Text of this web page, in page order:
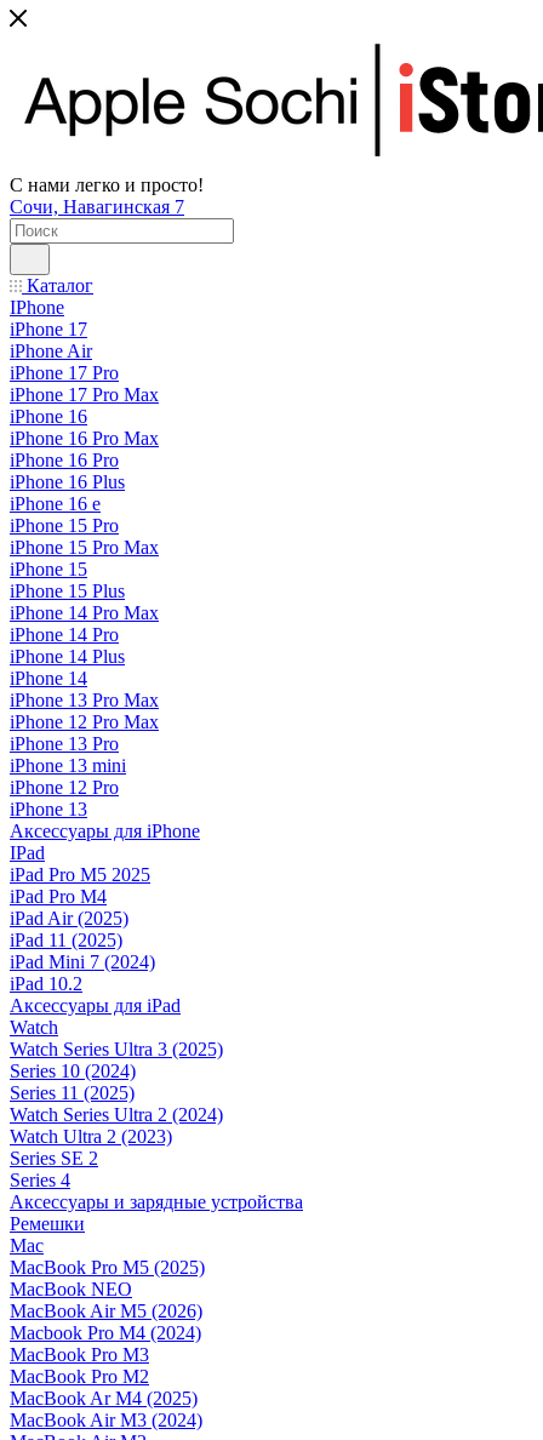
С нами легко и просто!
Сочи, Навагинская 7
Каталог
IPhone
iPhone 17
iPhone Air
iPhone 17 Pro
iPhone 17 Pro Max
iPhone 16
iPhone 16 Pro Max
iPhone 16 Pro
iPhone 16 Plus
iPhone 16 e
iPhone 15 Pro
iPhone 15 Pro Max
iPhone 15
iPhone 15 Plus
iPhone 14 Pro Max
iPhone 14 Pro
iPhone 14 Plus
iPhone 14
iPhone 13 Pro Max
iPhone 12 Pro Max
iPhone 13 Pro
iPhone 13 mini
iPhone 12 Pro
iPhone 13
Аксессуары для iPhone
IPad
iPad Pro M5 2025
iPad Pro M4
iPad Air (2025)
iPad 11 (2025)
iPad Mini 7 (2024)
iPad 10.2
Аксессуары для iPad
Watch
Watch Series Ultra 3 (2025)
Series 10 (2024)
Series 11 (2025)
Watch Series Ultra 2 (2024)
Watch Ultra 2 (2023)
Series SE 2
Series 4
Аксессуары и зарядные устройства
Ремешки
Mac
MacBook Pro M5 (2025)
MacBook NEO
MacBook Air M5 (2026)
Macbook Pro M4 (2024)
MacBook Pro M3
MacBook Pro M2
MacBook Ar M4 (2025)
MacBook Air M3 (2024)